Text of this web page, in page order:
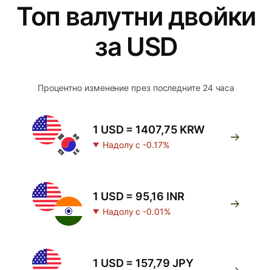
Топ валутни двойки
за USD
Процентно изменение през последните 24 часа
1 USD = 1407,75 KRW
Надолу с -0.17%
1 USD = 95,16 INR
Надолу с -0.01%
1 USD = 157,79 JPY